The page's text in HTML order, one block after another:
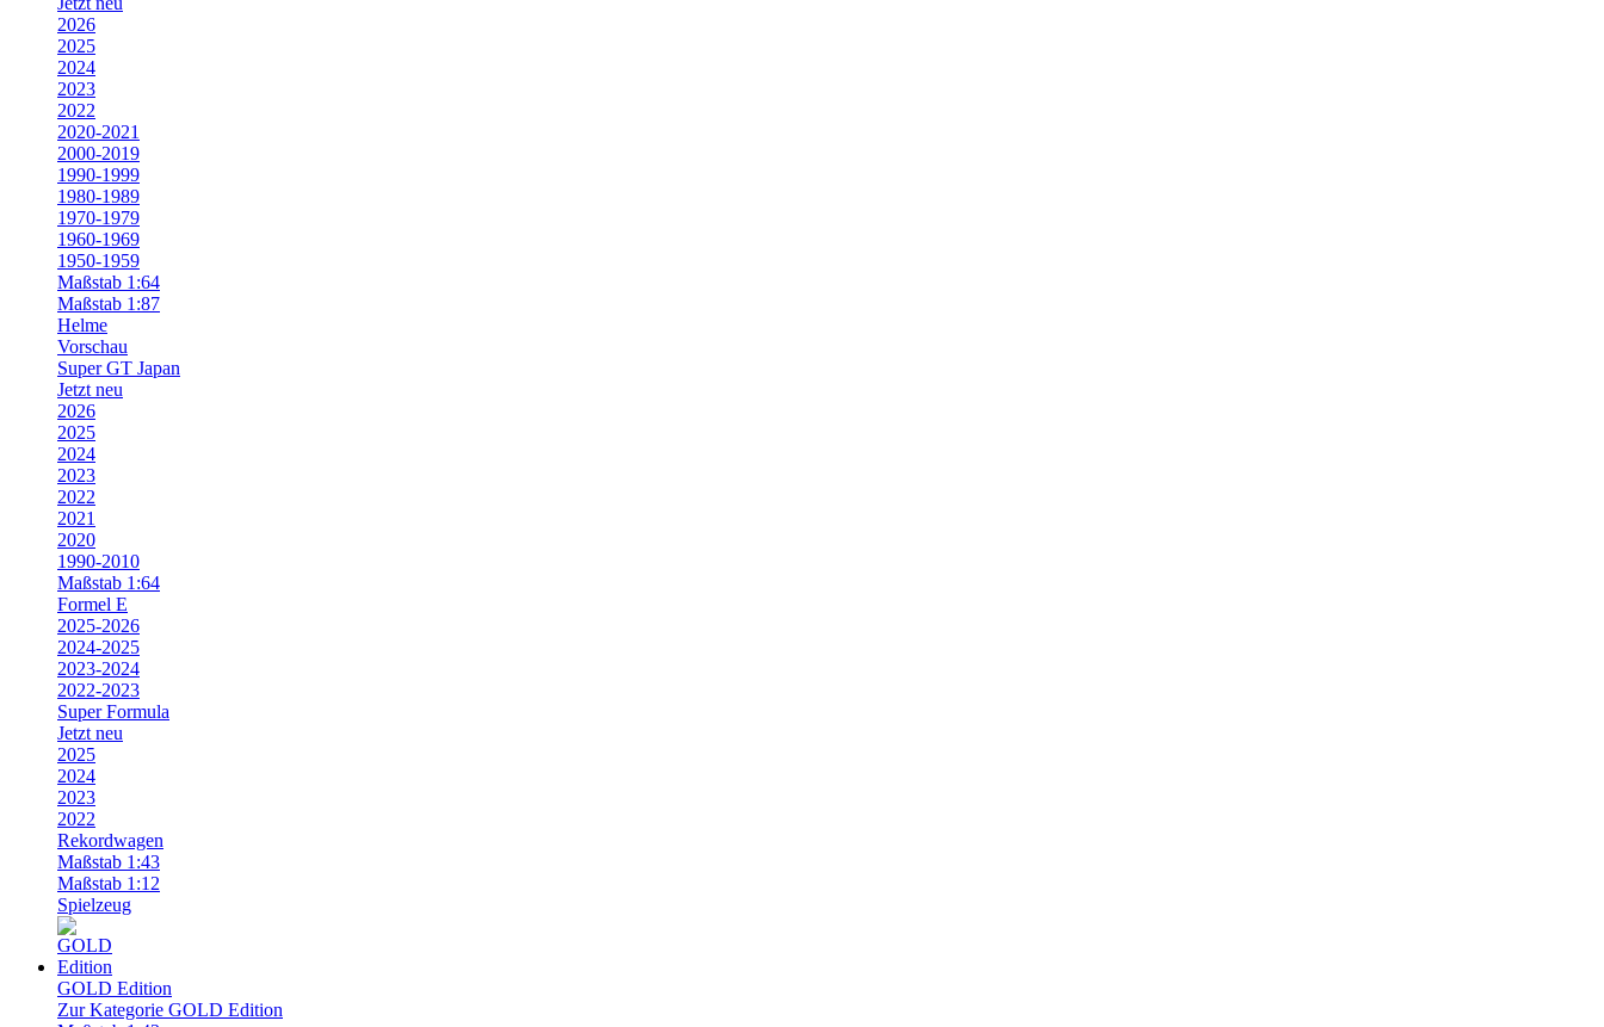
2026
2025
2024
2023
2022
2020-2021
2000-2019
1990-1999
1980-1989
1970-1979
1960-1969
1950-1959
Maßstab 1:64
Maßstab 1:87
Helme
Vorschau
Super GT Japan
Jetzt neu
2026
2025
2024
2023
2022
2021
2020
1990-2010
Maßstab 1:64
Formel E
2025-2026
2024-2025
2023-2024
2022-2023
Super Formula
Jetzt neu
2025
2024
2023
2022
Rekordwagen
Maßstab 1:43
Maßstab 1:12
Spielzeug
GOLD Edition
Zur Kategorie GOLD Edition